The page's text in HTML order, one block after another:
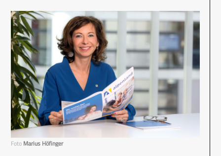
Foto Marius Höfinger